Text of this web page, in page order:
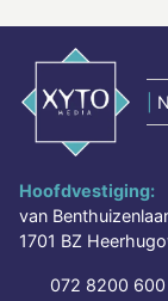
Hoofdvestiging:
van
1701 BZ
072 8200 600